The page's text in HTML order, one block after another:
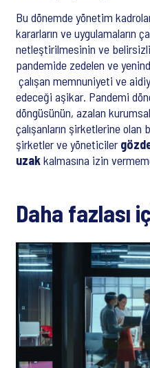
Bu dönemde yönetim
kararların ve uygulamaların
netleştirilmesinin ve
pandemide zedelen ve
çalışan memnuniyeti ve
edeceği aşikar. Pandemi
döngüsünün, azalan
çalışanların şirketlerine olan
şirketler ve yöneticiler
uzakkalmasına izin
Daha fazlası